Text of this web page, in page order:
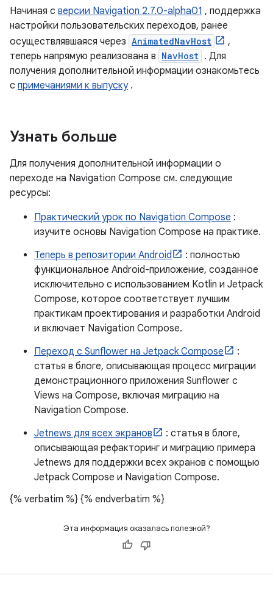
Начиная с версии Navigation 2.7.0-alpha01 , поддержка
настройки пользовательских переходов, ранее
осуществлявшаяся через AnimatedNavHost
,
теперь напрямую реализована в NavHost . Для
получения дополнительной информации ознакомьтесь
с примечаниями к выпуску.
Узнать больше
Для получения дополнительной информации о
переходе на Navigation Compose см. следующие
ресурсы:
Практический урок по Navigation Compose :
изучите основы Navigation Compose на практике.
Теперь в репозитории Android
: полностью
функциональное Android-приложение, созданное
исключительно с использованием Kotlin и Jetpack
Compose, которое соответствует лучшим
практикам проектирования и разработки Android
и включает Navigation Compose.
Переход с Sunflower на Jetpack Compose
:
статья в блоге, описывающая процесс миграции
демонстрационного приложения Sunflower с
Views на Compose, включая миграцию на
Navigation Compose.
Jetnews для всех экранов
: статья в блоге,
описывающая рефакторинг и миграцию примера
Jetnews для поддержки всех экранов с помощью
Jetpack Compose и Navigation Compose.
{% verbatim %} {% endverbatim %}
Эта информация оказалась полезной?